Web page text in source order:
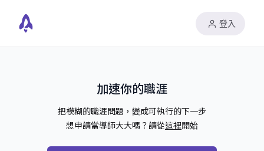
登入
加速你的職涯
把模糊的職涯問題，變成可執行的下一步
想申請當導師大大嗎？請從這裡開始